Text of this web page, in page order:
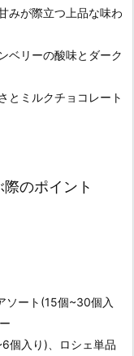
みが際立つ上品な味わ
ベリーの酸味とダーク
とミルクチョコレート
のポイント
ソート(15個~30個入
個入り)、ロシェ単品